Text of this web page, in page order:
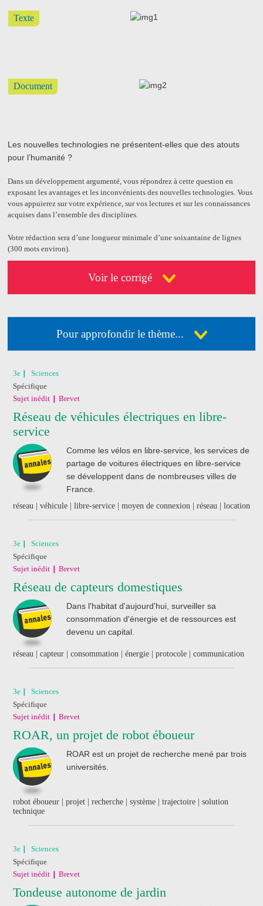
Texte
Document
Les nouvelles technologies ne présentent-elles que des atouts
pour l’humanité ?
Dans un développement argumenté, vous répondrez à cette question en
exposant les avantages et les inconvénients des nouvelles technologies. Vous
vous appuierez sur votre expérience, sur vos lectures et sur les connaissances
acquises dans l’ensemble des disciplines.
Votre rédaction sera d’une longueur minimale d’une soixantaine de lignes
(300 mots environ).
Voir le corrigé
Déja abonné ?
Nathan
Pour approfondir le thème...
3e
Sciences
Spécifique
Sujet inédit
Brevet
Réseau de véhicules électriques en libre-
service
Comme les vélos en libre-service, les services de
partage de voitures électriques en libre-service
se développent dans de nombreuses villes de
France.
réseau | véhicule | libre-service | moyen de connexion | réseau | location
3e
Sciences
Spécifique
Sujet inédit
Brevet
Réseau de capteurs domestiques
Dans l'habitat d'aujourd'hui, surveiller sa
consommation d'énergie et de ressources est
devenu un capital.
réseau | capteur | consommation | énergie | protocole | communication
3e
Sciences
Spécifique
Sujet inédit
Brevet
ROAR, un projet de robot éboueur
ROAR est un projet de recherche mené par trois
universités.
robot éboueur | projet | recherche | système | trajectoire | solution
technique
3e
Sciences
Spécifique
Sujet inédit
Brevet
Tondeuse autonome de jardin